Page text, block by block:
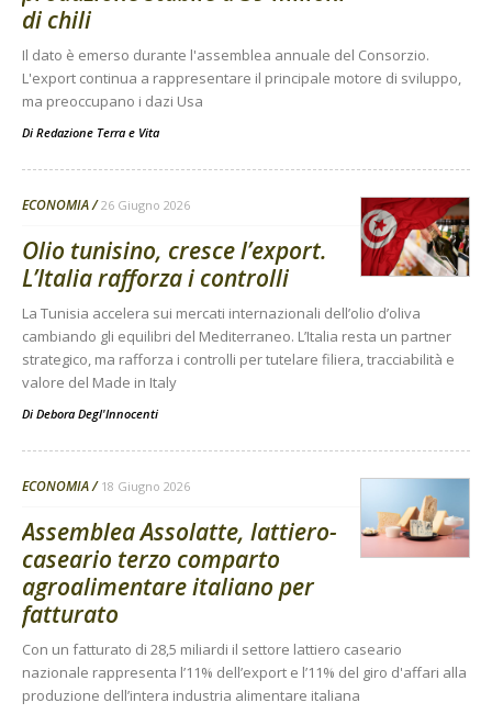
di chili
Il dato è emerso durante l'assemblea annuale del Consorzio.
L'export continua a rappresentare il principale motore di sviluppo,
ma preoccupano i dazi Usa
Di Redazione Terra e Vita
ECONOMIA 26 Giugno 2026
Olio tunisino, cresce l’export.
L’Italia rafforza i controlli
La Tunisia accelera sui mercati internazionali dell’olio d’oliva
cambiando gli equilibri del Mediterraneo. L’Italia resta un partner
strategico, ma rafforza i controlli per tutelare filiera, tracciabilità e
valore del Made in Italy
Di Debora Degl'Innocenti
ECONOMIA 18 Giugno 2026
Assemblea Assolatte, lattiero-
caseario terzo comparto
agroalimentare italiano per
fatturato
Con un fatturato di 28,5 miliardi il settore lattiero caseario
nazionale rappresenta l’11% dell’export e l’11% del giro d'affari alla
produzione dell’intera industria alimentare italiana